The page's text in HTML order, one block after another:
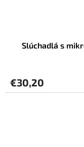
Slúchadlá s
€30,20